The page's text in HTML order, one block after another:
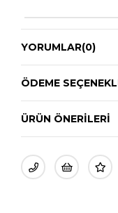
YORUMLAR(0)
ÖDEME
ÜRÜN ÖNERILERI